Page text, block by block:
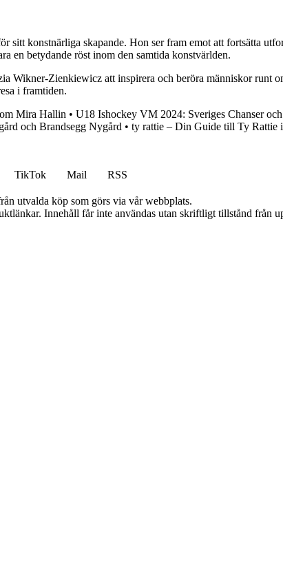
konstnärliga skapande. Hon ser fram emot att fortsätta
en betydande röst inom den samtida konstvärlden.
Wikner-Zienkiewicz att inspirera och beröra människor runt
i framtiden.
Mira Hallin • U18 Ishockey VM 2024: Sveriges Chanser
och Brandsegg Nygård • ty rattie – Din Guide till Ty Rattie
TikTok Mail
RSS
utvalda köp som görs via vår webbplats.
Innehåll får inte användas utan skriftligt tillstånd från